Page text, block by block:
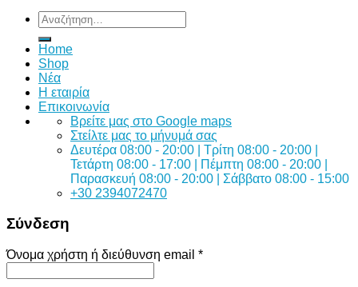
Αναζήτηση
για:
Home
Shop
Νέα
Η εταιρία
Επικοινωνία
Bρείτε μας στο Google maps
Στείλτε μας το μήνυμά σας
Δευτέρα 08:00 - 20:00 | Τρίτη 08:00 - 20:00 |
Τετάρτη 08:00 - 17:00 | Πέμπτη 08:00 - 20:00 |
Παρασκευή 08:00 - 20:00 | Σάββατο 08:00 - 15:00
+30 2394072470
Σύνδεση
Όνομα χρήστη ή διεύθυνση email *